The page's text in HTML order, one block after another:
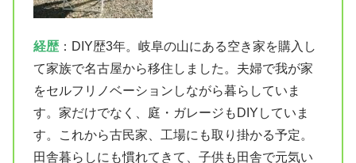
経歴 ：DIY歴3年。岐阜の山にある空き家を購入し
て家族で名古屋から移住しました。夫婦で我が家
をセルフリノベーションしながら暮らしていま
す。家だけでなく、庭・ガレージもDIYしていま
す。これから古民家、工場にも取り掛かる予定。
田舎暮らしにも慣れてきて、子供も田舎で元気い